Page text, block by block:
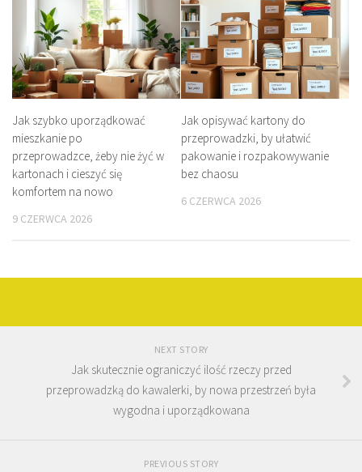
Jak szybko uporządkować
mieszkanie po
przeprowadzce, żeby nie żyć w
kartonach i cieszyć się
komfortem na nowo
9 CZERWCA 2026
Jak opisywać kartony do
przeprowadzki, by ułatwić
pakowanie i rozpakowywanie
bez chaosu
6 CZERWCA 2026
NEXT STORY
Jak skutecznie ograniczyć ilość rzeczy przed
przeprowadzką do kawalerki, by nowa przestrzeń była
wygodna i uporządkowana
PREVIOUS STORY